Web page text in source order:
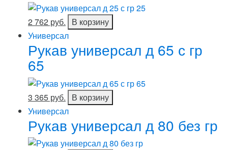
2 762 руб.
В корзину
Универсал
Рукав универсал д 65 с гр
65
3 365 руб.
В корзину
Универсал
Рукав универсал д 80 без гр